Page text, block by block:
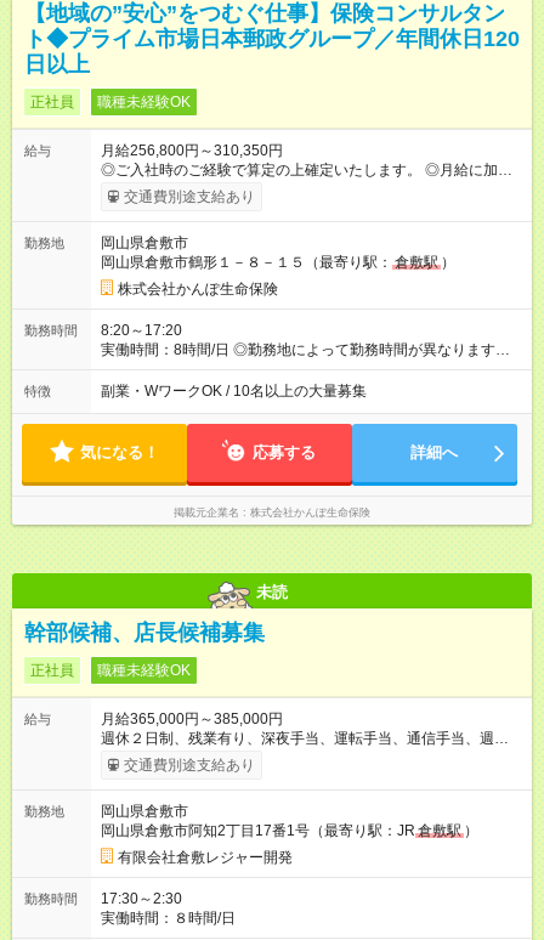
【地域の”安心”をつむぐ仕事】保険コンサルタン
ト◆プライム市場日本郵政グループ／年間休日120
日以上
正社員 職種未経験OK
給与
月給256,800円～310,350円
◎ご入社時のご経験で算定の上確定いたします。 ◎月給に加え
て、諸手当（残業手当・住居手当・扶養手当・営業手当など）
+賞与年2回を支給します。 ◎諸手当については通勤・住居・扶
月あり。待遇に変更はありません。 ◎実績に応じた営業手当が
別途支給されます。 【試用期間】試用期間あり 試用期間の長
さ：6ヶ月 雇用形態、給与は本採用時と同じです。
交通費別途支給あり
勤務地
岡山県倉敷市
岡山県倉敷市鶴形１－８－１５（最寄り駅： 倉敷駅 ）
株式会社かんぽ生命保険
勤務時間
8:20～17:20
実働時間：8時間/日 ◎勤務地によって勤務時間が異なります
（8：20～17：20、8：50～17：50など） ◎残業時間は月平均
9.4時間です。
特徴 副業・WワークOK / 10名以上の大量募集
気になる！ 応募する 詳細へ
掲載元企業名 株式会社かんぽ生命保険
未読
幹部候補、店長候補募集
正社員 職種未経験OK
給与
月給365,000円～385,000円
週休２日制、残業有り、深夜手当、運転手当、通信手当、週末
出勤手当、普通自動車免許要、社用車貸与、日払い、寮完備、
研修期間3ヶ月～6ヶ月（期間中の条件に変更なし）
交通費別途支給あり
勤務地
岡山県倉敷市
岡山県倉敷市阿知2丁目17番1号（最寄り駅：JR 倉敷駅 ）
有限会社倉敷レジャー開発
勤務時間
17:30～2:30
実働時間：８時間/日